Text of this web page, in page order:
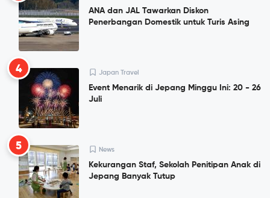
ANA dan JAL Tawarkan Diskon
Penerbangan Domestik untuk Turis Asing
4 Japan Travel
Event Menarik di Jepang Minggu Ini: 20 - 26
Juli
5 News
Kekurangan Staf, Sekolah Penitipan Anak di
Jepang Banyak Tutup